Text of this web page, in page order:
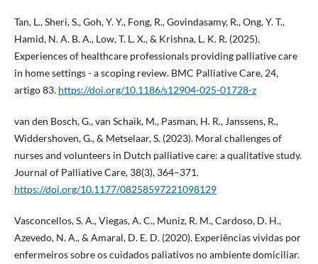
Tan, L., Sheri, S., Goh, Y. Y., Fong, R., Govindasamy, R., Ong, Y. T.,
Hamid, N. A. B. A., Low, T. L. X., & Krishna, L. K. R. (2025).
Experiences of healthcare professionals providing palliative care
in home settings - a scoping review. BMC Palliative Care, 24,
artigo 83. https://doi.org/10.1186/s12904-025-01728-z
van den Bosch, G., van Schaik, M., Pasman, H. R., Janssens, R.,
Widdershoven, G., & Metselaar, S. (2023). Moral challenges of
nurses and volunteers in Dutch palliative care: a qualitative study.
Journal of Palliative Care, 38(3), 364–371.
https://doi.org/10.1177/08258597221098129
Vasconcellos, S. A., Viegas, A. C., Muniz, R. M., Cardoso, D. H.,
Azevedo, N. A., & Amaral, D. E. D. (2020). Experiências vividas por
enfermeiros sobre os cuidados paliativos no ambiente domiciliar.